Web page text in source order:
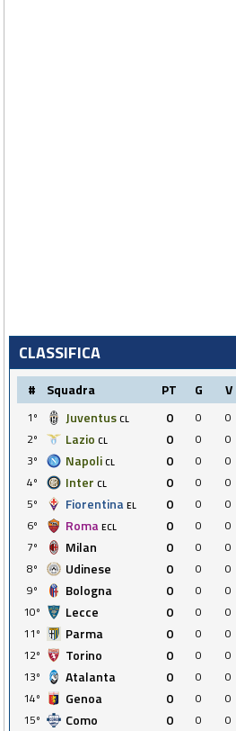
CLASSIFICA
# Squadra PT G V
1º Juventus CL 0 0 0
2º
Lazio CL 0 0 0
3º
Napoli CL 0 0 0
4º
Inter CL 0 0 0
5º
Fiorentina EL 0 0 0
6º
Roma ECL 0 0 0
7º
Milan 0 0 0
8º
Udinese 0 0 0
9º
Bologna 0 0 0
10º
Lecce 0 0 0
11º
Parma 0 0 0
12º
Torino 0 0 0
13º
Atalanta 0 0 0
14º
Genoa 0 0 0
15º
Como 0 0 0